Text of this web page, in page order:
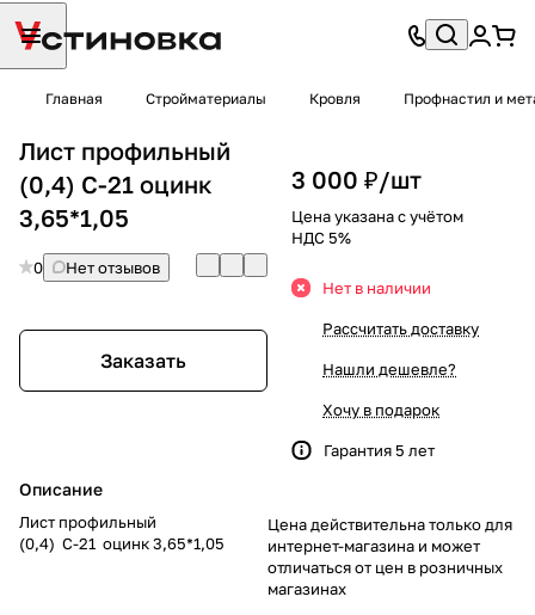
Главная Стройматериалы Кровля Профнастил и
Лист профильный
(0,4) С-21 оцинк
3,65*1,05
0 Нет отзывов
Заказать
Описание
Лист профильный
(0,4) С-21 оцинк 3,65*1,05
3 000 ₽/шт
Цена указана с учётом
НДС 5%
Нет в наличии
Рассчитать доставку
Нашли дешевле?
Хочу в подарок
Гарантия 5 лет
Цена действительна только для
интернет-магазина и может
отличаться от цен в розничных
магазинах